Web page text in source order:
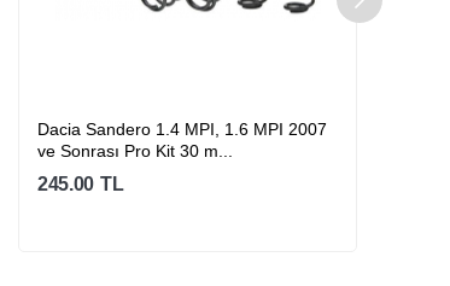
Dacia Sandero 1.4 MPI, 1.6 MPI 2007
ve Sonrası Pro Kit 30 m...
245.00 TL